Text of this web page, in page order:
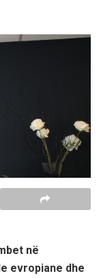
në
evropiane dhe